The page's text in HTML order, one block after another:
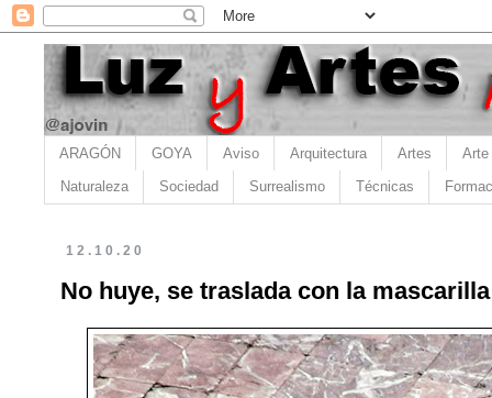
ARAGÓN GOYA Aviso Arquitectura Artes Arte
Naturaleza Sociedad Surrealismo Técnicas
12.10.20
No huye, se traslada con la